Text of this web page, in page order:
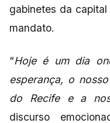
gabinetes da
mandato.
“Hoje é um dia
esperança, o
do Recife e a
discurso